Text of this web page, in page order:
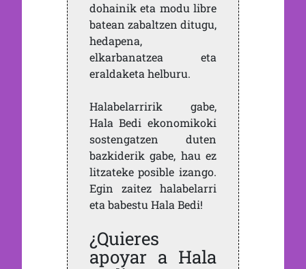
dohainik eta modu libre
batean zabaltzen ditugu,
hedapena,
elkarbanatzea eta
eraldaketa helburu.
Halabelarririk gabe,
Hala Bedi ekonomikoki
sostengatzen duten
bazkiderik gabe, hau ez
litzateke posible izango.
Egin zaitez halabelarri
eta babestu Hala Bedi!
¿Quieres
apoyar a Hala